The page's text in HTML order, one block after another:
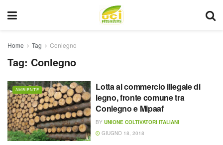
Home Tag Conlegno
Tag: Conlegno
AMBIENTE
Lotta al commercio illegale di
legno, fronte comune tra
Conlegno e Mipaaf
BY UNIONE COLTIVATORI ITALIANI
GIUGNO 18, 2018